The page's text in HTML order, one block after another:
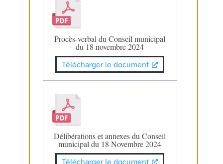
Procès-verbal du Conseil municipal
du 18 novembre 2024
Télécharger le document
Délibérations et annexes du Conseil
municipal du 18 Novembre 2024
Télécharger le document